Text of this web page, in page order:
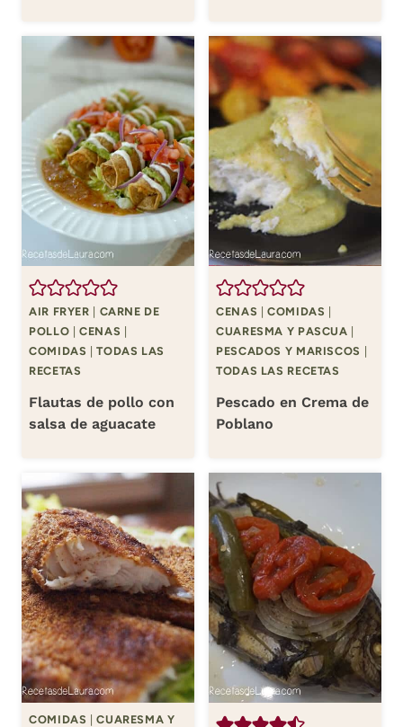
AIR FRYER | CARNE DE
POLLO |CENAS |
COMIDAS |TODAS LAS
RECETAS
Flautas de pollo con
salsa de aguacate
CENAS |COMIDAS |
CUARESMA Y PASCUA |
PESCADOS Y MARISCOS |
TODAS LAS RECETAS
Pescado en Crema de
Poblano
COMIDAS |CUARESMA Y